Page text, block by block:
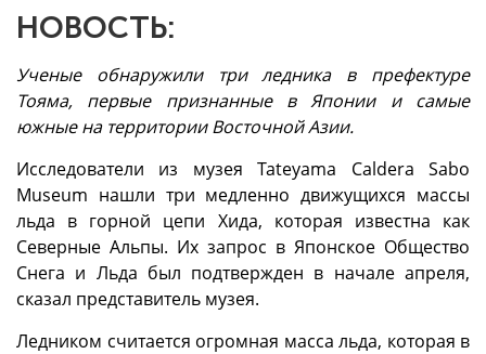
НОВОСТЬ:
Ученые обнаружили три ледника в префектуре
Тояма, первые признанные в Японии и самые
южные на территории Восточной Азии.
Исследователи из музея Tateyama Caldera Sabo
Museum нашли три медленно движущихся массы
льда в горной цепи Хида, которая известна как
Северные Альпы. Их запрос в Японское Общество
Снега и Льда был подтвержден в начале апреля,
сказал представитель музея.
Ледником считается огромная масса льда, которая в